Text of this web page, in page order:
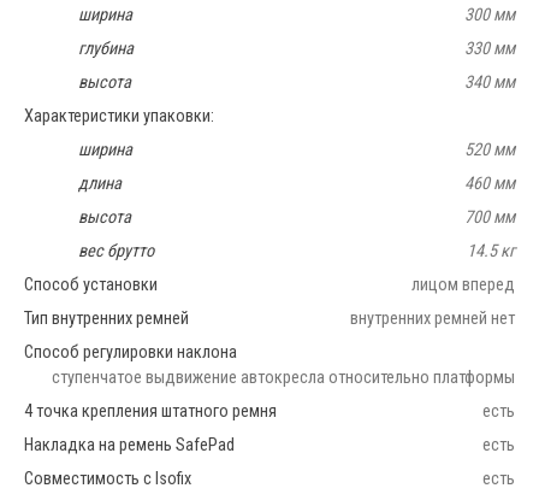
ширина
300 мм
глубина
330 мм
высота
340 мм
Характеристики упаковки:
ширина
520 мм
длина
460 мм
высота
700 мм
вес брутто
14.5 кг
Способ установки
лицом вперед
Тип внутренних ремней
внутренних ремней нет
Способ регулировки наклона
ступенчатое выдвижение автокресла относительно платформы
4 точка крепления штатного ремня
есть
Накладка на ремень SafePad
есть
Совместимость с Isofix
есть